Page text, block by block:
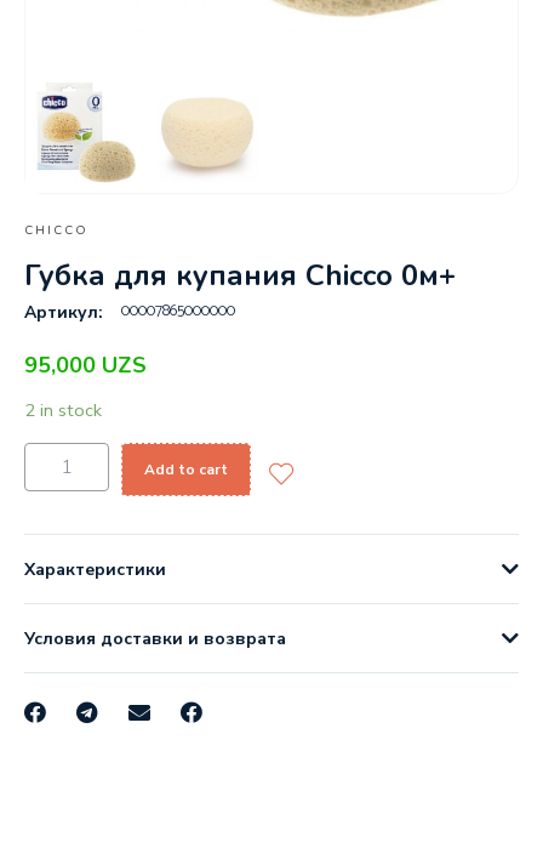
CHICCO
Губка для купания Chicco 0м+
Артикул: 00007865000000
95,000 UZS
2 in stock
Add to cart
Характеристики
Условия доставки и возврата